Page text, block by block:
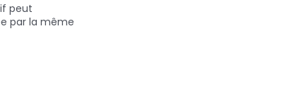
peut
par la même